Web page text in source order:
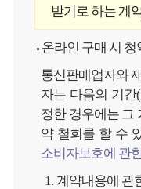
받기로 하는 계
온라인 구매 시 청
통신판매업자와
자는 다음의 기
정한 경우에는 그
약 철회를 할 수
소비자보호에 관
1. 계약내용에 관